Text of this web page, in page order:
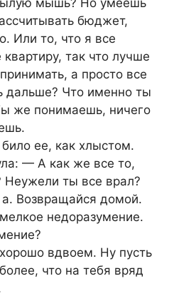
бюджет,
Или то, что я все
так что лучше
а просто все
дальше? Что именно ты
же понимаешь, ничего
ее, как хлыстом.
— А как же все то,
Неужели ты все врал?
Возвращайся домой.
недоразумение.
вдвоем. Ну пусть
что на тебя вряд